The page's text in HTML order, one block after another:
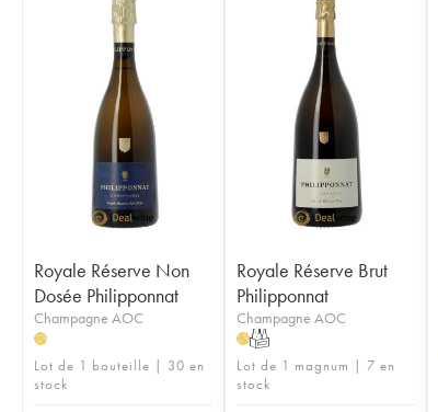
Royale Réserve Non
Dosée Philipponnat
Champagne AOC
H
Lot de 1 bouteille | 30 en
stock
Royale Réserve Brut
Philipponnat
Champagne AOC
HT
Lot de 1 magnum | 7 en
stock